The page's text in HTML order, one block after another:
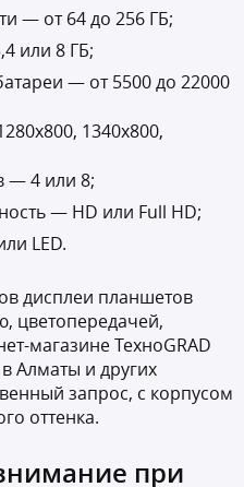
— от 64 до 256 ГБ;
или 8 ГБ;
— от 5500 до 22000
1340х800,
— 4 или 8;
— HD или Full HD;
LED.
дисплеи планшетов
цветопередачей,
магазине ТехноGRAD
Алматы и других
запрос, с корпусом
оттенка.
при